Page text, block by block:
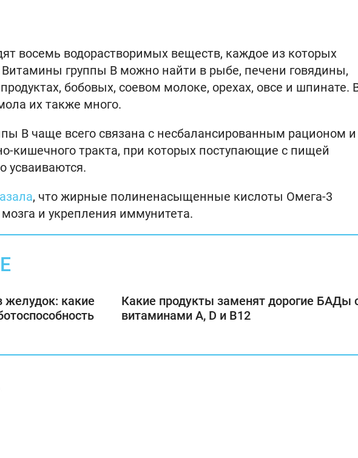
восемь водорастворимых веществ, каждое из которых
группы В можно найти в рыбе, печени говядины,
бобовых, соевом молоке, орехах, овсе и шпинате.
их также много.
В чаще всего связана с несбалансированным рационом и
кишечного тракта, при которых поступающие с пищей
усваиваются.
, что жирные полиненасыщенные кислоты Омега-3
и укрепления иммунитета.
желудок: какие
Какие продукты заменят дорогие БАДы
витаминами А, D и В12